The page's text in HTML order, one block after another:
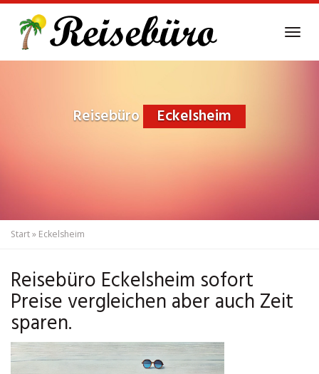
main
Reisebüro Eckelsheim
Start» Eckelsheim
Reisebüro Eckelsheim sofort
Preise vergleichen aber auch Zeit
sparen.